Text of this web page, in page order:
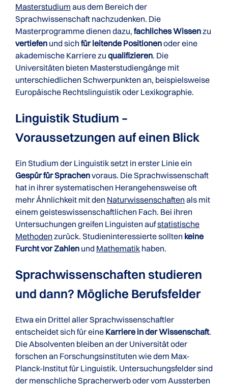
Masterstudium aus dem Bereich der
Sprachwissenschaft nachzudenken. Die
Masterprogramme dienen dazu, fachliches Wissenzu
vertiefen und sich für leitende Positionenoder eine
akademische Karriere zu qualifizieren. Die
Universitäten bieten Masterstudiengänge mit
unterschiedlichen Schwerpunkten an, beispielsweise
Europäische Rechtslinguistik oder Lexikographie.
Linguistik Studium –
Voraussetzungen auf einen Blick
Ein Studium der Linguistik setzt in erster Linie ein
Gespür für Sprachenvoraus. Die Sprachwissenschaft
hat in ihrer systematischen Herangehensweise oft
mehr Ähnlichkeit mit den Naturwissenschaften als mit
einem geisteswissenschaftlichen Fach. Bei ihren
Untersuchungen greifen Linguisten aufstatistische
Methoden zurück. Studieninteressierte sollten keine
Furcht vor Zahlen und Mathematik haben.
Sprachwissenschaften studieren
und dann? Mögliche Berufsfelder
Etwa ein Drittel aller Sprachwissenschaftler
entscheidet sich für eine Karriere in der Wissenschaft.
Die Absolventen bleiben an der Universität oder
forschen an Forschungsinstituten wie dem Max-
Planck-Institut für Linguistik. Untersuchungsfelder sind
der menschliche Spracherwerb oder vom Aussterben